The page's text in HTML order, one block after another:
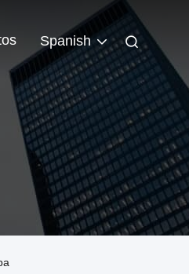
Spanish